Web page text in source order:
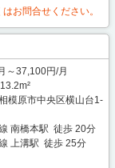
お問合せください。
～37,100円/月
模原市中央区横山台1-
南橋本駅 徒歩 20分
上溝駅 徒歩 25分